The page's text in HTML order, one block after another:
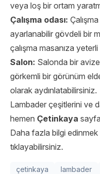
veya loş bir ortam
Çalışma odası:
ayarlanabilir gövdeli bir
çalışma masanıza
Salon: Salonda bir
görkemli bir görünüm
olarak aydınlatabilirsiniz.
Lambader çeşitlerini ve
hemen Çetinkaya
Daha fazla bilgi edinmek
tıklayabilirsiniz.
çetinkaya lambader